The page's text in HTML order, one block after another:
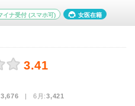
イナ受付 (スマホ可) 女医在籍
3.41
3,676 | 6月:3,421